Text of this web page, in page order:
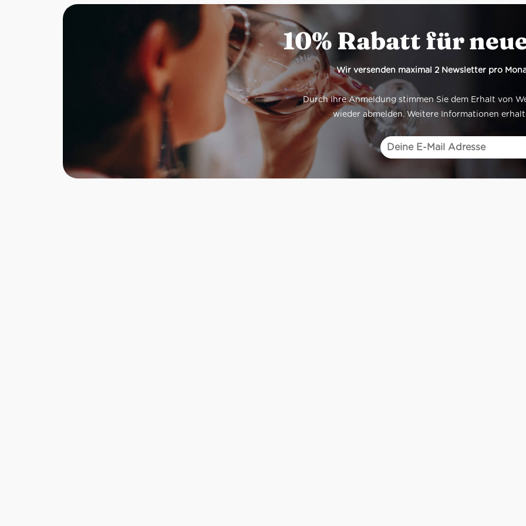
10% Rabatt für
Wir versenden maximal 2 Newsletter pro
Durch Ihre Anmeldung stimmen Sie dem Erhalt von
wieder abmelden. Weitere Informationen